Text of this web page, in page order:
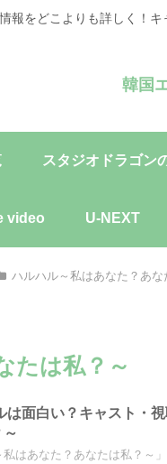
報をどこよりも詳しく！
韓国
スタジオドラゴン
video U-NEXT
ハルハル～私はあなた？あな
たは私？～
は面白い？キャスト・
はあなた？あなたは私？～